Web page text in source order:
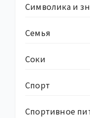
Символика и
Семья
Соки
Спорт
Спортивное